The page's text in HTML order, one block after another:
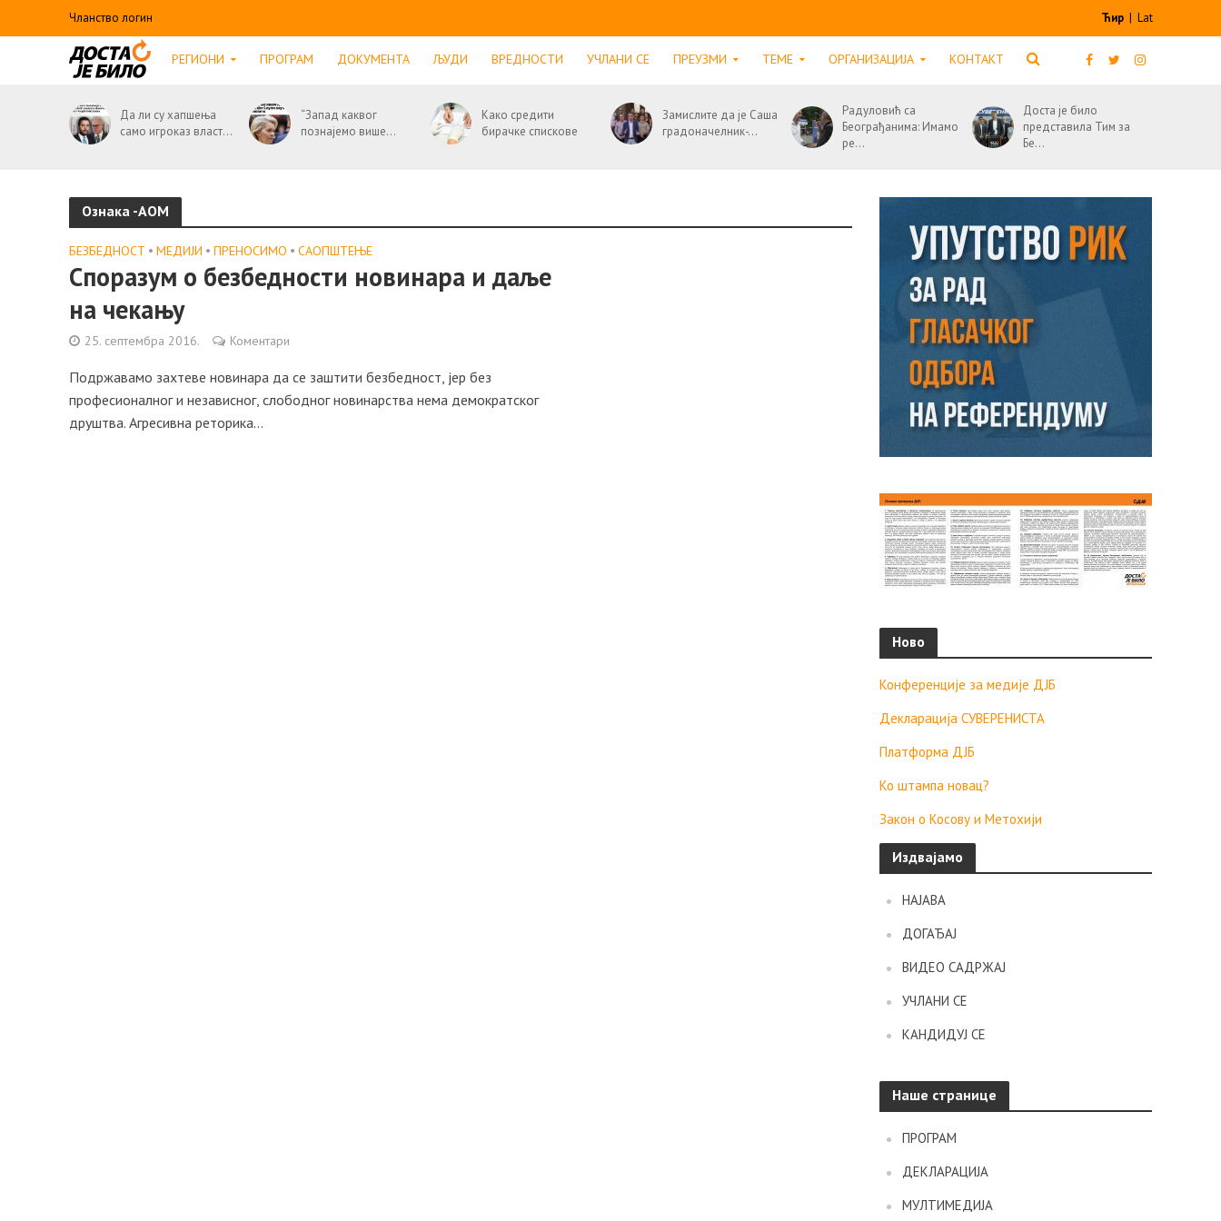
Чланство логин Ћир | Lat
РЕГИОНИ ПРОГРАМ ДОКУМЕНТА ЉУДИ ВРЕДНОСТИ УЧЛАНИ СЕ ПРЕУЗМИ ТЕМЕ ОРГАНИЗАЦИЈА КОНТАКТ
Да ли су хапшења
само игроказ власт...
“Запад каквог
познајемо више...
Како средити
бирачке спискове
Замислите да је Саша
градоначелник-...
Радуловић са
Београђанима: Имамо
ре...
Доста је било
представила Тим за
Бе...
Ознака -АОМ
БЕЗБЕДНОСТ • МЕДИЈИ • ПРЕНОСИМО • САОПШТЕЊE
Споразум о безбедности новинара и даље
на чекању
25. септембра 2016. Коментари
Подржавамо захтеве новинара да се заштити безбедност, јер без
професионалног и независног, слободног новинарства нема демократског
друштва. Агресивна реторика...
Ново
Конференције за медије ДЈБ
Декларација СУВЕРЕНИСТА
Платформа ДЈБ
Ко штампа новац?
Закон о Косову и Метохији
Издвајамо
НАЈАВА
ДОГАЂАЈ
ВИДЕО САДРЖАЈ
УЧЛАНИ СЕ
КАНДИДУЈ СЕ
Наше странице
ПРОГРАМ
ДЕКЛАРАЦИЈА
МУЛТИМЕДИЈА